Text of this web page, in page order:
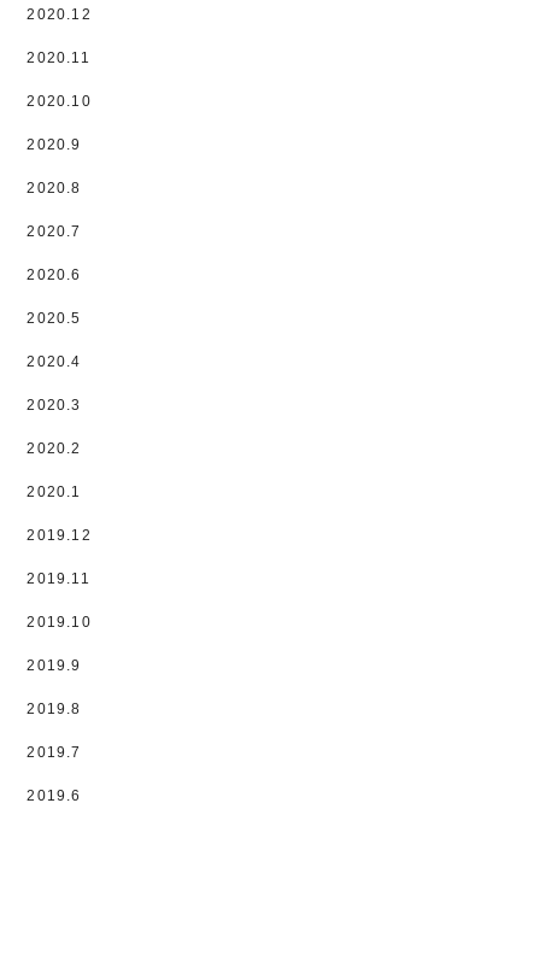
2020.12
2020.11
2020.10
2020.9
2020.8
2020.7
2020.6
2020.5
2020.4
2020.3
2020.2
2020.1
2019.12
2019.11
2019.10
2019.9
2019.8
2019.7
2019.6